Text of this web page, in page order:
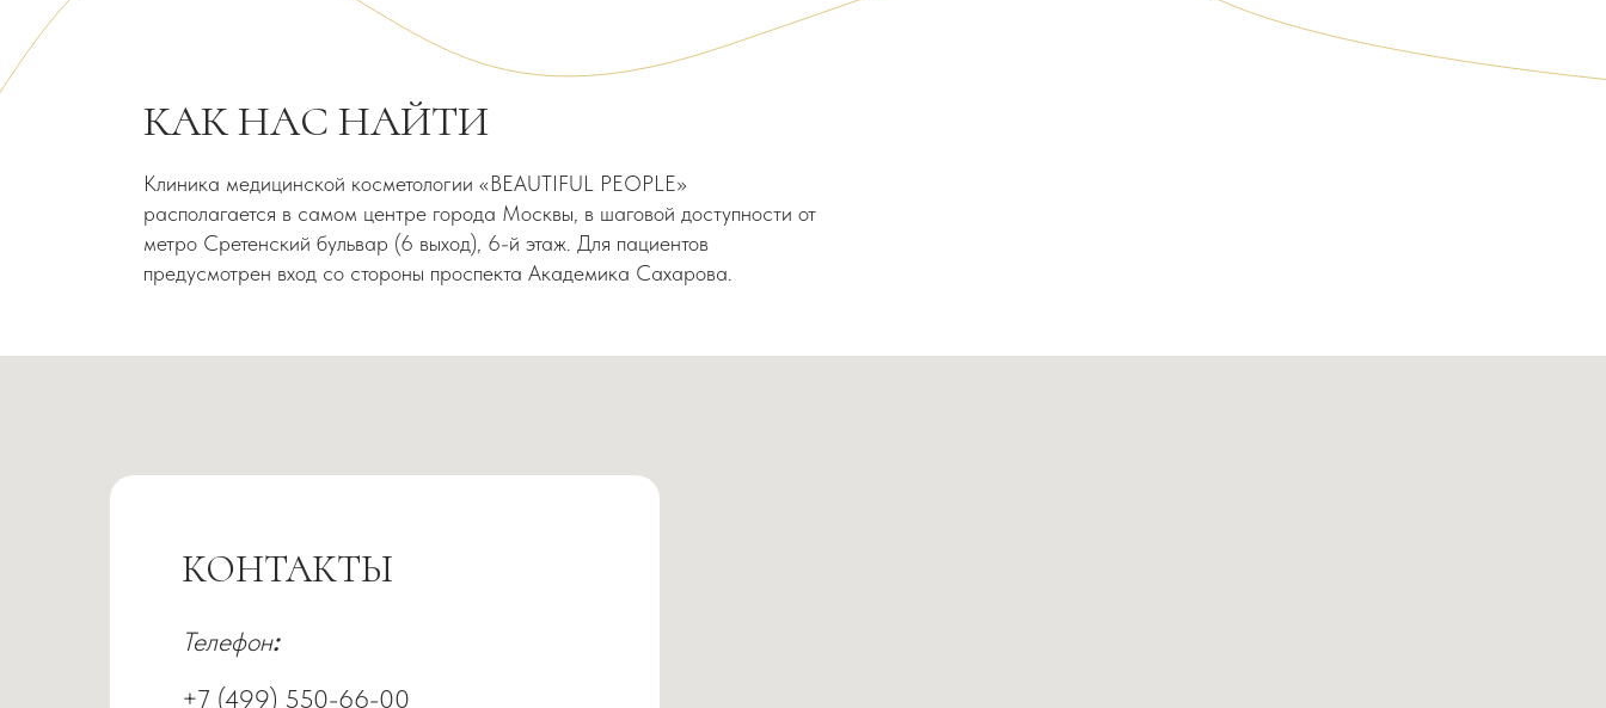
КАК НАС НАЙТИ
Клиника медицинской косметологии «BEAUTIFUL PEOPLE»
располагается в самом центре города Москвы, в шаговой доступности от
метро Сретенский бульвар (6 выход), 6-й этаж. Для пациентов
предусмотрен вход со стороны проспекта Академика Сахарова.
КОНТАКТЫ
Телефон:
+7 (499) 550-66-00